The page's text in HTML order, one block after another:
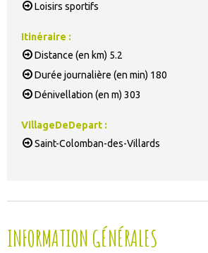
Loisirs sportifs
Itinéraire :
Distance (en km) 5.2
Durée journalière (en min) 180
Dénivellation (en m) 303
VillageDeDepart :
Saint-Colomban-des-Villards
INFORMATION GÉNÉRALES